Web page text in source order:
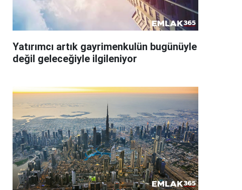
Yatırımcı artık gayrimenkulün bugünüyle
değil geleceğiyle ilgileniyor